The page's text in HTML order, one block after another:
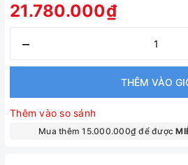
21.780.000₫
–
THÊM VÀO
Thêm vào so sánh
Mua thêm 15.000.000₫ để được